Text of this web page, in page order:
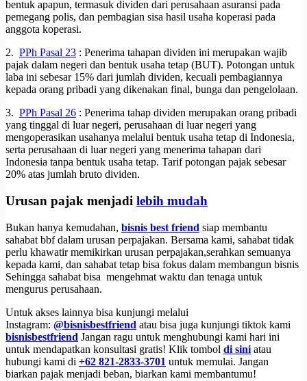
bentuk apapun, termasuk dividen dari perusahaan asuransi pada
pemegang polis, dan pembagian sisa hasil usaha koperasi pada
anggota koperasi.
2. PPh Pasal 23 : Penerima tahapan dividen ini merupakan wajib
pajak dalam negeri dan bentuk usaha tetap (BUT). Potongan untuk
laba ini sebesar 15% dari jumlah dividen, kecuali pembagiannya
kepada orang pribadi yang dikenakan final, bunga dan pengelolaan.
3. PPh Pasal 26 : Penerima tahap dividen merupakan orang pribadi
yang tinggal di luar negeri, perusahaan di luar negeri yang
mengoperasikan usahanya melalui bentuk usaha tetap di Indonesia,
serta perusahaan di luar negeri yang menerima tahapan dari
Indonesia tanpa bentuk usaha tetap. Tarif potongan pajak sebesar
20% atas jumlah bruto dividen.
Urusan pajak menjadi lebih mudah
Bukan hanya kemudahan, bisnis best friend siap membantu
sahabat bbf dalam urusan perpajakan. Bersama kami, sahabat tidak
perlu khawatir memikirkan urusan perpajakan,serahkan semuanya
kepada kami, dan sahabat tetap bisa fokus dalam membangun bisnis
Sehingga sahabat bisa mengehmat waktu dan tenaga untuk
mengurus perusahaan.
Untuk akses lainnya bisa kunjungi melalui
Instagram: @bisnisbestfriend atau bisa juga kunjungi tiktok kami
bisnisbestfriend Jangan ragu untuk menghubungi kami hari ini
untuk mendapatkan konsultasi gratis! Klik tombol di sini atau
hubungi kami di +62 821-2833-3701 untuk memulai. Jangan
biarkan pajak menjadi beban, biarkan kami membantumu!